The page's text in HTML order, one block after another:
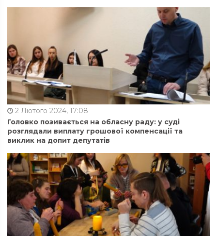
2 Лютого 2024, 17:08
Головко позивається на обласну раду: у суді
розглядали виплату грошової компенсації та
виклик на допит депутатів